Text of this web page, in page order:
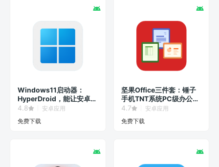
Windows11启动器：
HyperDroid，能让安卓系
统秒变Win11界面！
4.8
安卓应用
免费下载
坚果Office三件套：锤子
手机TNT系统PC级办公软
件！
4.7
安卓应用
免费下载